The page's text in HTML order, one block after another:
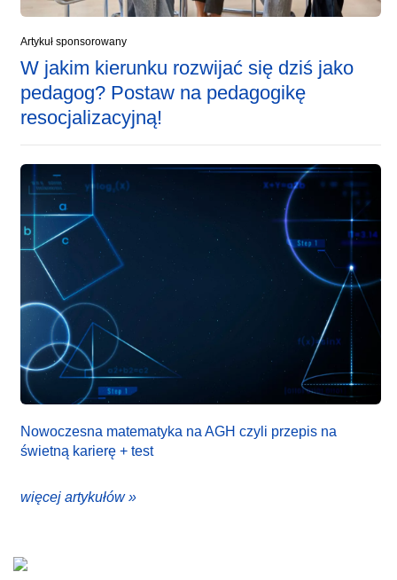
Artykuł sponsorowany
W jakim kierunku rozwijać się dziś jako
pedagog? Postaw na pedagogikę
resocjalizacyjną!
Nowoczesna matematyka na AGH czyli przepis na
świetną karierę + test
więcej artykułów »